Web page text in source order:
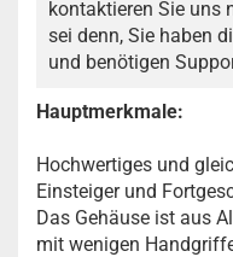
kontaktieren Sie uns
sei denn, Sie haben
und benötigen
Hauptmerkmale:
Hochwertiges und
Einsteiger und
Das Gehäuse ist aus
mit wenigen